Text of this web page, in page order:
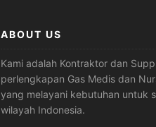
ABOUT US
Kami adalah Kontraktor dan
perlengkapan Gas Medis dan
yang melayani kebutuhan untuk
wilayah Indonesia.